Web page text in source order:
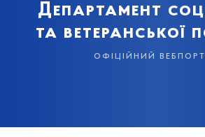
Департамент
та ветеранської
офіційний